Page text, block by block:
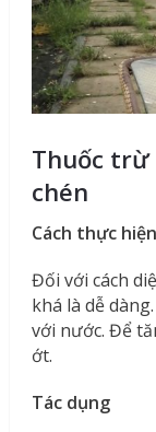
Thuốc trừ
chén
Cách thực hiện
Đối với cách
khá là dễ
với nước. Để
ớt.
Tác dụng